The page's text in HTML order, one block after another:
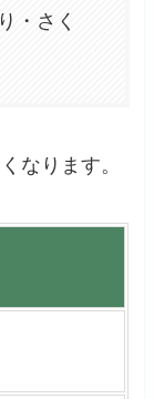
・さく
なります。